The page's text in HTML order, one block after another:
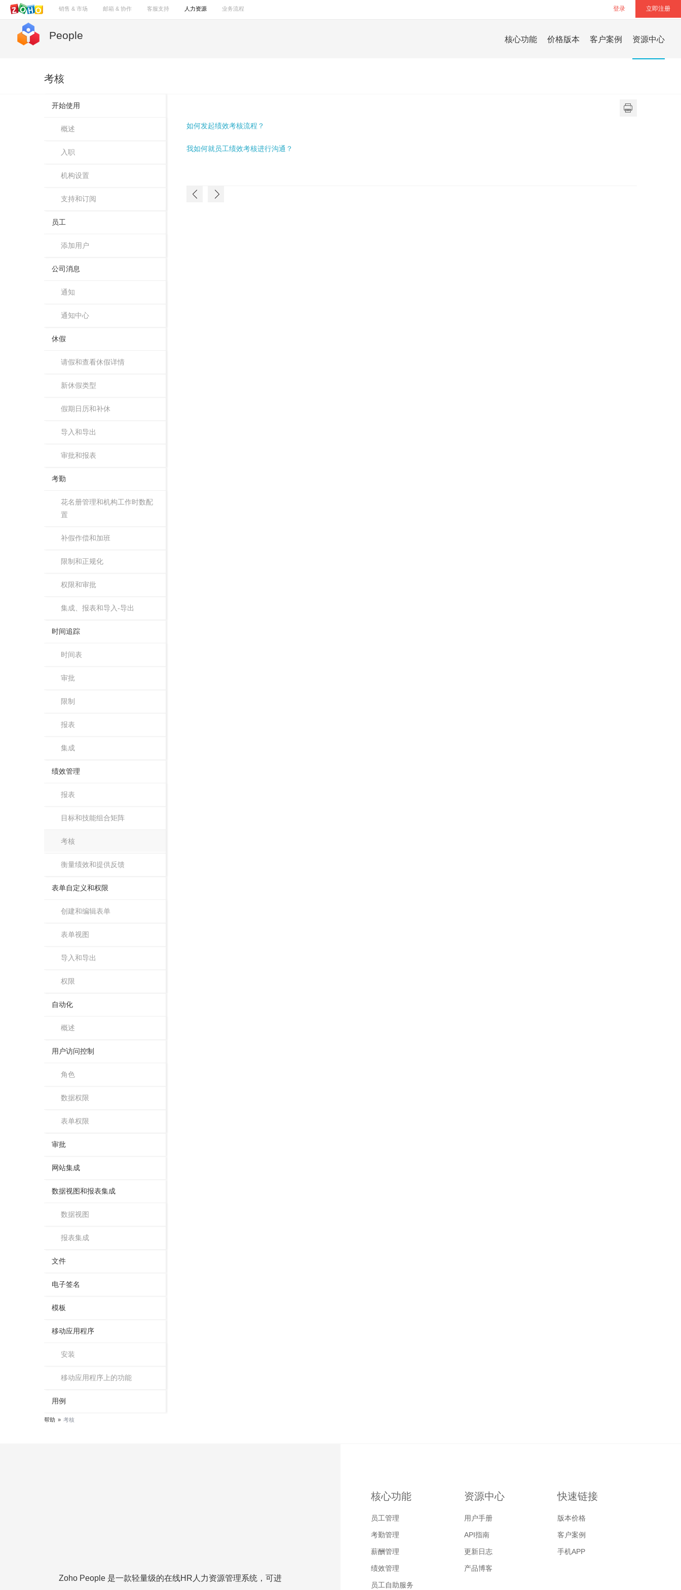
立即注册
登录
销售 & 市场 邮箱 & 协作 客服支持 人力资源 业务流程
People 核心功能 价格版本 客户案例 资源中心
考核
开始使用
概述
入职
机构设置
支持和订阅
员工
添加用户
公司消息
通知
通知中心
休假
请假和查看休假详情
新休假类型
假期日历和补休
导入和导出
审批和报表
考勤
花名册管理和机构工作时数配
置
补假作偿和加班
限制和正规化
权限和审批
集成、报表和导入-导出
时间追踪
时间表
审批
限制
报表
集成
绩效管理
报表
目标和技能组合矩阵
考核
衡量绩效和提供反馈
表单自定义和权限
创建和编辑表单
表单视图
导入和导出
权限
自动化
概述
用户访问控制
角色
数据权限
表单权限
审批
网站集成
数据视图和报表集成
数据视图
报表集成
文件
电子签名
模板
移动应用程序
安装
移动应用程序上的功能
用例
如何发起绩效考核流程？
我如何就员工绩效考核进行沟通？
帮助 » 考核
Zoho People 是一款轻量级的在线HR人力资源管理系统，可进
核心功能
员工管理
考勤管理
薪酬管理
绩效管理
员工自助服务
资源中心
用户手册
API指南
更新日志
产品博客
快速链接
版本价格
客户案例
手机APP